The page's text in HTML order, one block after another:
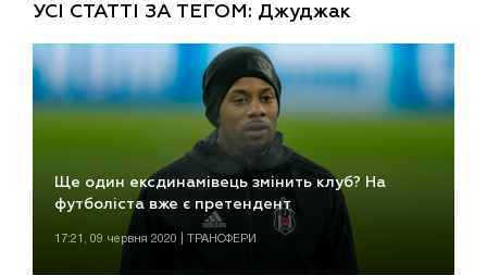
УСІ СТАТТІ ЗА ТЕГОМ: Джуджак
Ще один ексдинамівець змінить клуб? На
футболіста вже є претендент
17:21, 09 червня 2020 | ТРАНСФЕРИ